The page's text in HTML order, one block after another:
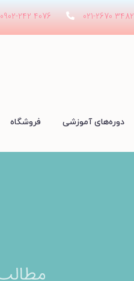
0902-242 4076 021-2670 3482
دوره‌های آموزشی فروشگاه